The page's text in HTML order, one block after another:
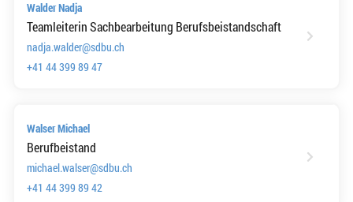
Walder Nadja
Teamleiterin Sachbearbeitung Berufsbeistandschaft
nadja.walder@sdbu.ch
+41 44 399 89 47
Walser Michael
Berufbeistand
michael.walser@sdbu.ch
+41 44 399 89 42